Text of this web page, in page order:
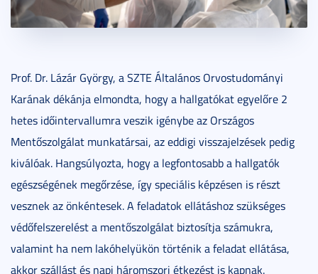
Prof. Dr. Lázár György, a SZTE Általános Orvostudományi
Karának dékánja elmondta, hogy a hallgatókat egyelőre 2
hetes időintervallumra veszik igénybe az Országos
Mentőszolgálat munkatársai, az eddigi visszajelzések pedig
kiválóak. Hangsúlyozta, hogy a legfontosabb a hallgatók
egészségének megőrzése, így speciális képzésen is részt
vesznek az önkéntesek. A feladatok ellátáshoz szükséges
védőfelszerelést a mentőszolgálat biztosítja számukra,
valamint ha nem lakóhelyükön történik a feladat ellátása,
akkor szállást és napi háromszori étkezést is kapnak.